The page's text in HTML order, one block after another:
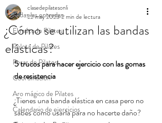
Todas las entradas
El método Pilates
Pelota de Pilates
Pesas de Pilates
Coordinación
Aro mágico de Pilates
Calendario de ejercicios
¿Cómo se utilizan las bandas
elásticas?
clasedepilatesonli
22 may 20232 min de lectura
5 trucos para hacer ejercicio con las gomas
de resistencia
¿Tienes una banda elástica en casa pero no
sabes cómo usarla para no hacerte daño?